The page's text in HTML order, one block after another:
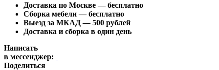
Доставка по Москве —бесплатно
Сборка мебели —бесплатно
Выезд за МКАД — 500 рублей
Доставка и сборка в один день
Написать
в мессенджер:
Поделиться